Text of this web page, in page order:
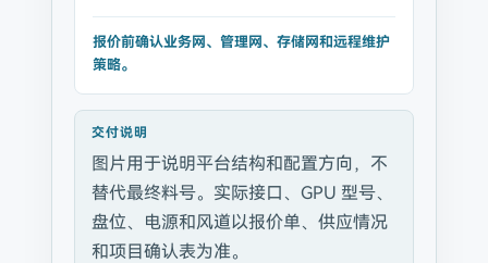
报价前确认业务网、管理网、存储网和远程维护
策略。
交付说明
图片用于说明平台结构和配置方向，不
替代最终料号。实际接口、GPU 型号、
盘位、电源和风道以报价单、供应情况
和项目确认表为准。